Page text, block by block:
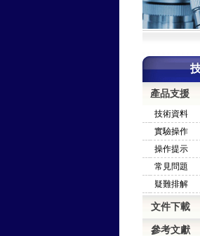
產品支援
技術資料
實驗操作
操作提示
常見問題
疑難排解
文件下載
參考文獻